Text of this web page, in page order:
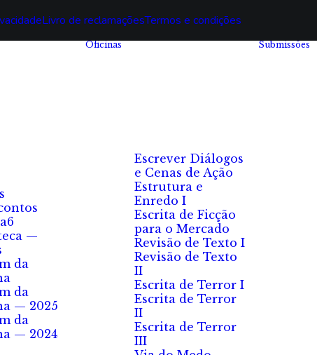
Livro de reclamaçõesTermos e condições
—
da
da
— 2025
da
— 2024
Oficinas
Escrever Diálogos
e Cenas de Ação
Estrutura e
Enredo I
Escrita de Ficção
para o Mercado
Revisão de Texto I
Revisão de Texto
II
Escrita de Terror I
Escrita de Terror
II
Escrita de Terror
III
Submissões